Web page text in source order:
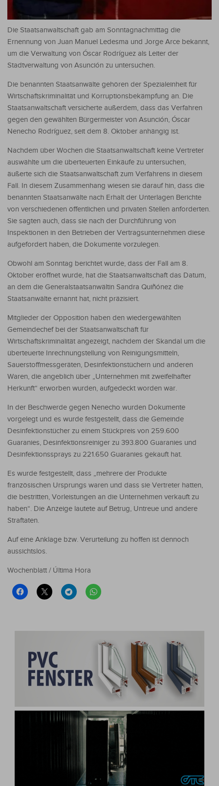
Die Staatsanwaltschaft gab am Sonntagnachmittag die
Ernennung von Juan Manuel Ledesma und Jorge Arce bekannt,
um die Verwaltung von Óscar Rodríguez als Leiter der
Stadtverwaltung von Asunción zu untersuchen.
Die benannten Staatsanwälte gehören der Spezialeinheit für
Wirtschaftskriminalität und Korruptionsbekämpfung an. Die
Staatsanwaltschaft versicherte außerdem, dass das Verfahren
gegen den gewählten Bürgermeister von Asunción, Óscar
Nenecho Rodríguez, seit dem 8. Oktober anhängig ist.
Nachdem über Wochen die Staatsanwaltschaft keine Vertreter
auswählte um die überteuerten Einkäufe zu untersuchen,
äußerte sich die Staatsanwaltschaft zum Verfahrens in diesem
Fall. In diesem Zusammenhang wiesen sie darauf hin, dass die
benannten Staatsanwälte nach Erhalt der Unterlagen Berichte
von verschiedenen öffentlichen und privaten Stellen anforderten.
Sie sagten auch, dass sie nach der Durchführung von
Inspektionen in den Betrieben der Vertragsunternehmen diese
aufgefordert haben, die Dokumente vorzulegen.
Obwohl am Sonntag berichtet wurde, dass der Fall am 8.
Oktober eröffnet wurde, hat die Staatsanwaltschaft das Datum,
an dem die Generalstaatsanwältin Sandra Quiñónez die
Staatsanwälte ernannt hat, nicht präzisiert.
Mitglieder der Opposition haben den wiedergewählten
Gemeindechef bei der Staatsanwaltschaft für
Wirtschaftskriminalität angezeigt, nachdem der Skandal um die
überteuerte Inrechnungstellung von Reinigungsmitteln,
Sauerstoffmessgeräten, Desinfektionstüchern und anderen
Waren, die angeblich über „Unternehmen mit zweifelhafter
Herkunft“ erworben wurden, aufgedeckt worden war.
In der Beschwerde gegen Nenecho wurden Dokumente
vorgelegt und es wurde festgestellt, dass die Gemeinde
Desinfektionstücher zu einem Stückpreis von 259.600
Guaranies, Desinfektionsreiniger zu 393.800 Guaranies und
Desinfektionssprays zu 221.650 Guaranies gekauft hat.
Es wurde festgestellt, dass „mehrere der Produkte
französischen Ursprungs waren und dass sie Vertreter hatten,
die bestritten, Vorleistungen an die Unternehmen verkauft zu
haben“. Die Anzeige lautete auf Betrug, Untreue und andere
Straftaten.
Auf eine Anklage bzw. Verurteilung zu hoffen ist dennoch
aussichtslos.
Wochenblatt / Última Hora